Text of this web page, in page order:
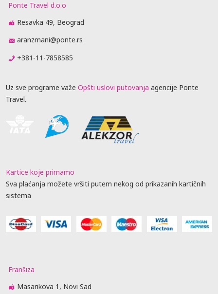
Ponte Travel d.o.o
Resavka 49, Beograd
aranzmani@ponte.rs
+381-11-7858585
Uz sve programe važe Opšti uslovi putovanja agencije Ponte
Travel.
Kartice koje primamo
Sva plaćanja možete vršiti putem nekog od prikazanih kartičnih
sistema
Franšiza
Masarikova 1, Novi Sad